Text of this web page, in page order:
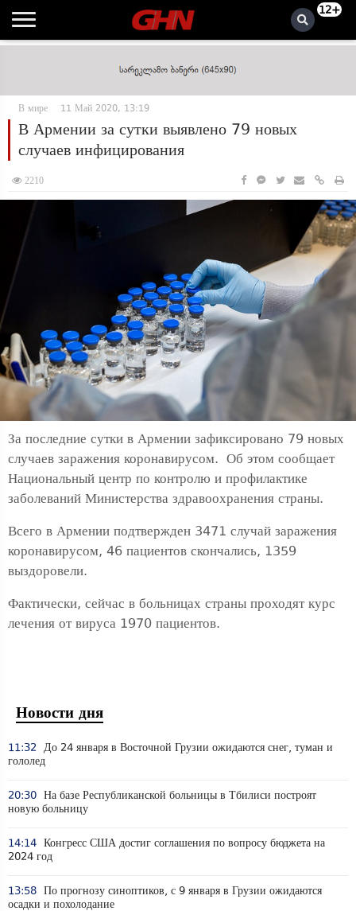
12+
В мире 11 Май 2020, 13:19
В Армении за сутки выявлено 79 новых
случаев инфицирования
2210
За последние сутки в Армении зафиксировано 79 новых
случаев заражения коронавирусом. Об этом сообщает
Национальный центр по контролю и профилактике
заболеваний Министерства здравоохранения страны.
Всего в Армении подтвержден 3471 случай заражения
коронавирусом, 46 пациентов скончались, 1359
выздоровели.
Фактически, сейчас в больницах страны проходят курс
лечения от вируса 1970 пациентов.
Новости дня
11:32
До 24 января в Восточной Грузии ожидаются снег, туман и
гололед
20:30 На базе Республиканской больницы в Тбилиси построят
новую больницу
14:14 Конгресс США достиг соглашения по вопросу бюджета на
2024 год
13:58 По прогнозу синоптиков, с 9 января в Грузии ожидаются
осадки и похолодание